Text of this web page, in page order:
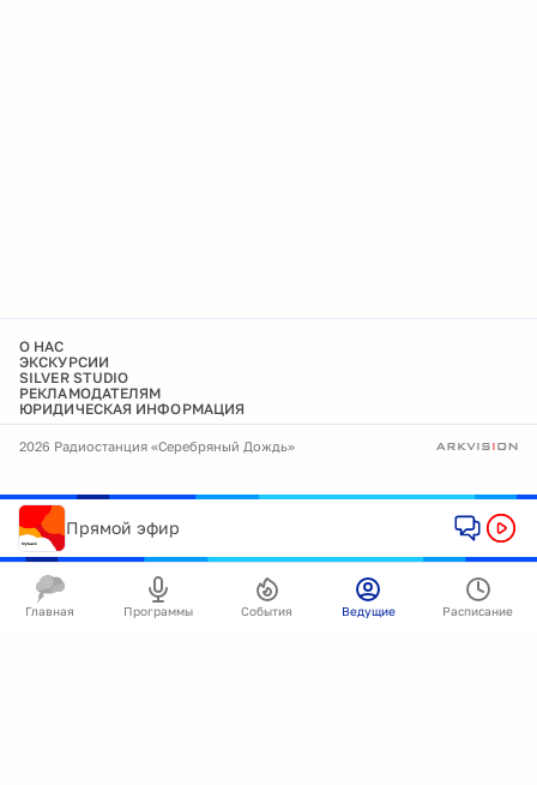
О НАС
ЭКСКУРСИИ
SILVER STUDIO
РЕКЛАМОДАТЕЛЯМ
ЮРИДИЧЕСКАЯ ИНФОРМАЦИЯ
2026 Радиостанция «Серебряный Дождь»
Прямой эфир
Главная Программы События Ведущие Расписание